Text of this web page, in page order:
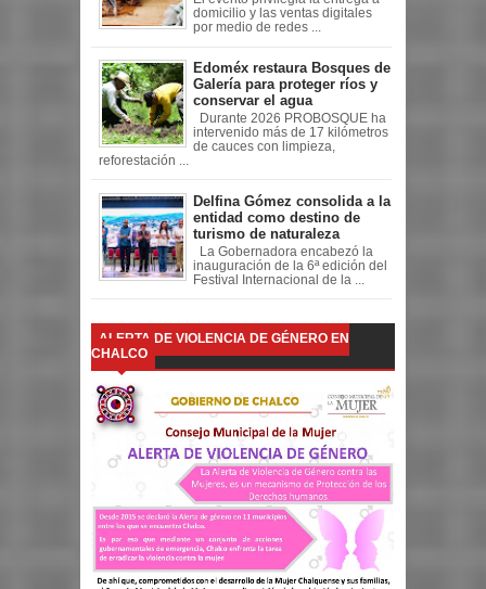
domicilio y las ventas digitales
por medio de redes ...
Edoméx restaura Bosques de
Galería para proteger ríos y
conservar el agua
Durante 2026 PROBOSQUE ha
intervenido más de 17 kilómetros
de cauces con limpieza,
reforestación ...
Delfina Gómez consolida a la
entidad como destino de
turismo de naturaleza
La Gobernadora encabezó la
inauguración de la 6ª edición del
Festival Internacional de la ...
ALERTA DE VIOLENCIA DE GÉNERO EN
CHALCO